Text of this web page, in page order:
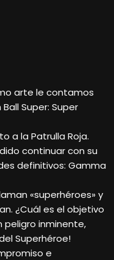
arte le contamos
Super: Super
a la Patrulla Roja.
continuar con su
definitivos: Gamma
«superhéroes» y
¿Cuál es el objetivo
peligro inminente,
Superhéroe!
e